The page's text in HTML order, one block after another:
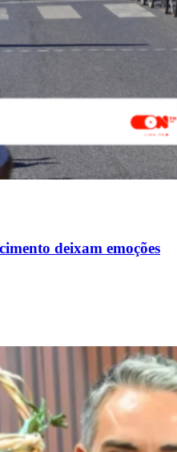
deixam emoções